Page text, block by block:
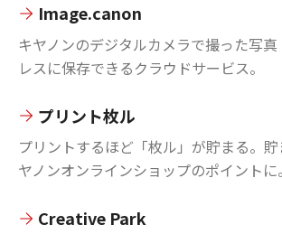
Image.canon
キヤノンのデジタルカメラで撮った写
レスに保存できるクラウドサービス。
プリント枚ル
プリントするほど「枚ル」が貯まる。
ヤノンオンラインショップのポイントに。
Creative Park